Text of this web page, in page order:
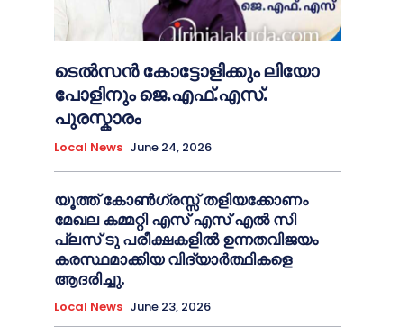
ടെൽസൻ കോട്ടോളിക്കും ലിയോ
പോളിനും ജെ.എഫ്.എസ്.
പുരസ്കാരം
Local News June 24, 2026
യൂത്ത് കോൺഗ്രസ്സ് തളിയക്കോണം
മേഖല കമ്മറ്റി എസ് എസ് എൽ സി
പ്ലസ് ടു പരീക്ഷകളിൽ ഉന്നതവിജയം
കരസ്ഥമാക്കിയ വിദ്യാർത്ഥികളെ
ആദരിച്ചു.
Local News June 23, 2026